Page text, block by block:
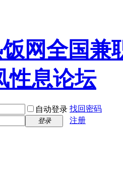
自动登录 找回密码
登录 注册